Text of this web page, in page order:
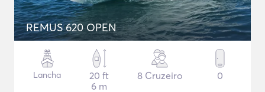
REMUS 620 OPEN
Lancha
20 ft
6 m
8 Cruzeiro 0